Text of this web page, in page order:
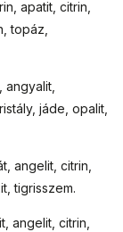
apatit, citrin,
topáz,
angyalit,
jáde, opalit,
angelit, citrin,
tigrisszem.
angelit, citrin,